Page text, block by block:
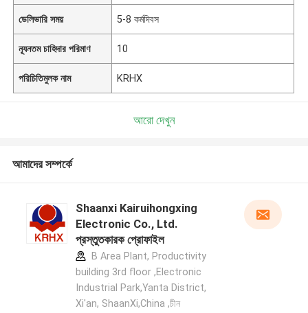
ডেলিভারি সময় 5-8 কর্মদিবস
ন্যূনতম চাহিদার পরিমাণ 10
পরিচিতিমুলক নাম KRHX
আরো দেখুন
আমাদের সম্পর্কে
Shaanxi Kairuihongxing
Electronic Co., Ltd.
প্রস্তুতকারক প্রোফাইল
B Area Plant, Productivity
building 3rd floor ,Electronic
Industrial Park,Yanta District,
Xi'an, ShaanXi,China ,চীন